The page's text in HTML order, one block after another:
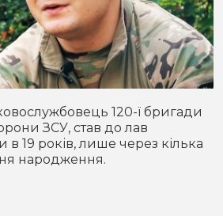
120-ї бригади
ЗСУ, став до лав
в 19 років, лише через кілька
народження.